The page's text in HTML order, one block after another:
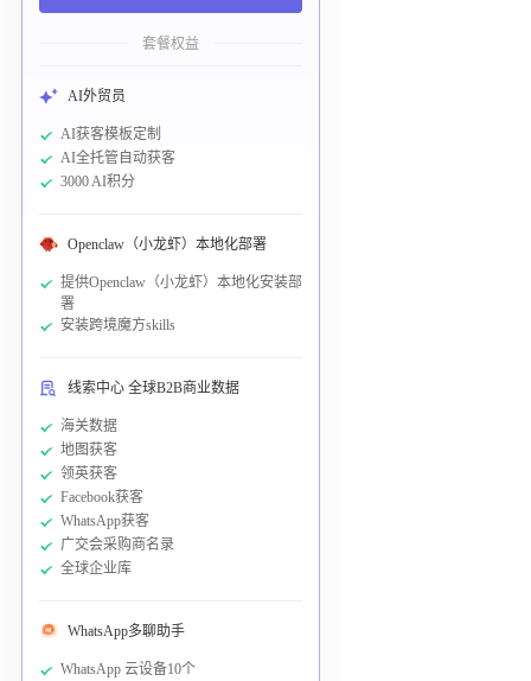
套餐权益
AI外贸员
AI获客模板定制
AI全托管自动获客
3000 AI积分
Openclaw（小龙虾）本地化部署
提供Openclaw（小龙虾）本地化安装部
署
安装跨境魔方skills
线索中心 全球B2B商业数据
海关数据
地图获客
领英获客
Facebook获客
WhatsApp获客
广交会采购商名录
全球企业库
WhatsApp多聊助手
WhatsApp 云设备10个